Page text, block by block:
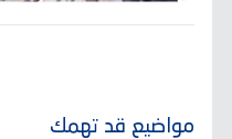
مواضيع قد تهمك